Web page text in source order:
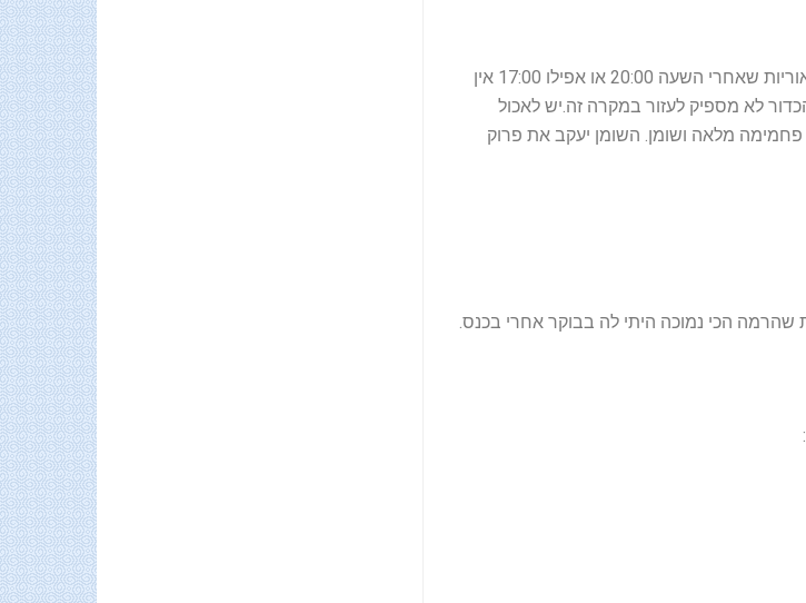
למרות הכדור יש הרבה שעות בין ארוחת ערב לארוחת בוקר. אומנם יש הרבה תאוריות שאחרי השעה 20:00 או אפילו 17:00 אין
לא מספיק לעזור במקרה זה.יש לאכול
לילה כוללת פחמימה מלאה ושומן. השומן יעקב את פרוק
הכי נמוכה היתי לה בבוקר אחרי בכנס.